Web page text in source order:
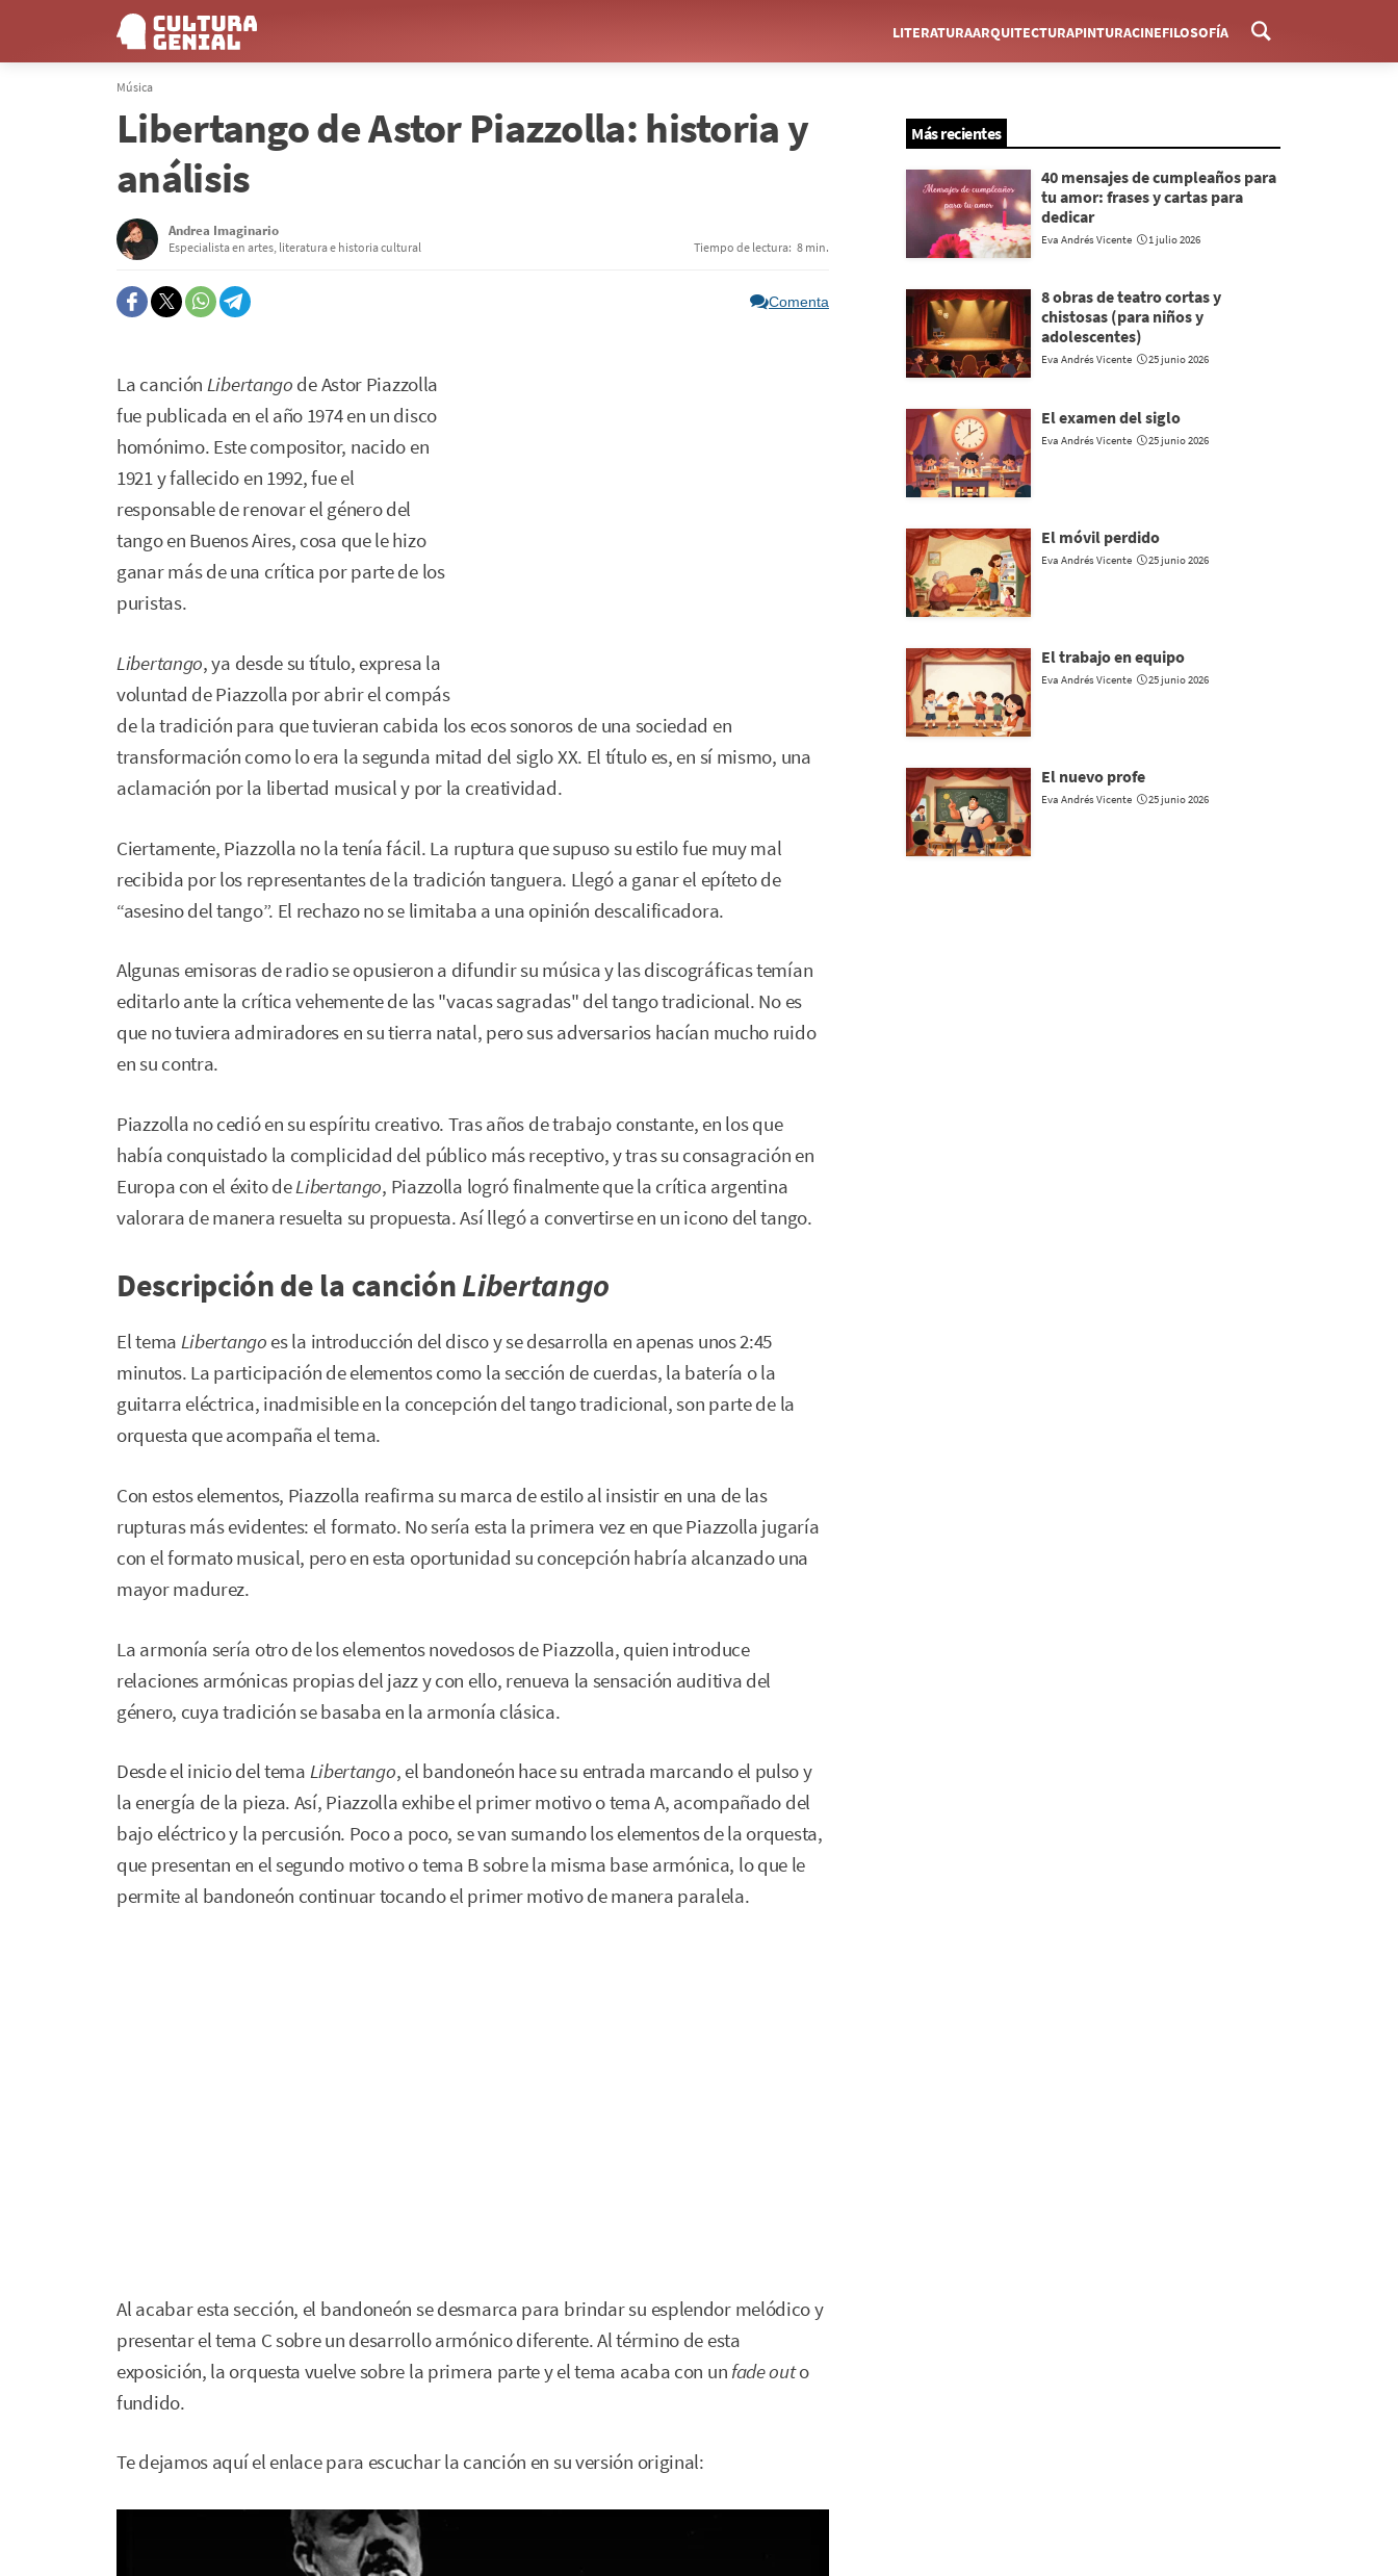
Menú
LITERATURAARQUITECTURAPINTURACINEFILOSOFÍA
Música
Libertango de Astor Piazzolla: historia y
análisis
Andrea Imaginario
Especialista en artes, literatura e historia cultural Tiempo de lectura: 8 min.
Comenta
La canción Libertango de Astor Piazzolla
fue publicada en el año 1974 en un disco
homónimo. Este compositor, nacido en
1921 y fallecido en 1992, fue el
responsable de renovar el género del
tango en Buenos Aires, cosa que le hizo
ganar más de una crítica por parte de los
puristas.
Libertango, ya desde su título, expresa la
voluntad de Piazzolla por abrir el compás
de la tradición para que tuvieran cabida los ecos sonoros de una sociedad en
transformación como lo era la segunda mitad del siglo XX. El título es, en sí mismo, una
aclamación por la libertad musical y por la creatividad.
Ciertamente, Piazzolla no la tenía fácil. La ruptura que supuso su estilo fue muy mal
recibida por los representantes de la tradición tanguera. Llegó a ganar el epíteto de
“asesino del tango”. El rechazo no se limitaba a una opinión descalificadora.
Algunas emisoras de radio se opusieron a difundir su música y las discográficas temían
editarlo ante la crítica vehemente de las "vacas sagradas" del tango tradicional. No es
que no tuviera admiradores en su tierra natal, pero sus adversarios hacían mucho ruido
en su contra.
Piazzolla no cedió en su espíritu creativo. Tras años de trabajo constante, en los que
había conquistado la complicidad del público más receptivo, y tras su consagración en
Europa con el éxito deLibertango, Piazzolla logró finalmente que la crítica argentina
valorara de manera resuelta su propuesta. Así llegó a convertirse en un icono del tango.
Descripción de la canciónLibertango
El tema Libertango es la introducción del disco y se desarrolla en apenas unos 2:45
minutos. La participación de elementos como la sección de cuerdas, la batería o la
guitarra eléctrica, inadmisible en la concepción del tango tradicional, son parte de la
orquesta que acompaña el tema.
Con estos elementos, Piazzolla reafirma su marca de estilo al insistir en una de las
rupturas más evidentes: el formato. No sería esta la primera vez en que Piazzolla jugaría
con el formato musical, pero en esta oportunidad su concepción habría alcanzado una
mayor madurez.
La armonía sería otro de los elementos novedosos de Piazzolla, quien introduce
relaciones armónicas propias del jazz y con ello, renueva la sensación auditiva del
género, cuya tradición se basaba en la armonía clásica.
Desde el inicio del tema Libertango, el bandoneón hace su entrada marcando el pulso y
la energía de la pieza. Así, Piazzolla exhibe el primer motivo o tema A, acompañado del
bajo eléctrico y la percusión. Poco a poco, se van sumando los elementos de la orquesta,
que presentan en el segundo motivo o tema B sobre la misma base armónica, lo que le
permite al bandoneón continuar tocando el primer motivo de manera paralela.
Al acabar esta sección, el bandoneón se desmarca para brindar su esplendor melódico y
presentar el tema C sobre un desarrollo armónico diferente. Al término de esta
exposición, la orquesta vuelve sobre la primera parte y el tema acaba con un fade outo
fundido.
Te dejamos aquí el enlace para escuchar la canción en su versión original:
Más recientes
40 mensajes de cumpleaños para
tu amor: frases y cartas para
dedicar
Eva Andrés Vicente 1 julio 2026
8 obras de teatro cortas y
chistosas (para niños y
adolescentes)
Eva Andrés Vicente 25 junio 2026
El examen del siglo
Eva Andrés Vicente 25 junio 2026
El móvil perdido
Eva Andrés Vicente 25 junio 2026
El trabajo en equipo
Eva Andrés Vicente 25 junio 2026
El nuevo profe
Eva Andrés Vicente 25 junio 2026